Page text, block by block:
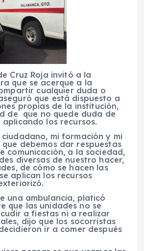
Cruz Roja invitó a la
que se acerque a la
cualquier duda o
que está dispuesto a
propias de la institución,
de que no quede duda de
aplicando los recursos.
ciudadano, mi formación y mi
que debemos dar respuestas
comunicación, a la sociedad,
diversas de nuestro hacer,
de cómo se hacen las
aplican los recursos
una ambulancia, platicó
que las unidades no se
a fiestas ni a realizar
dijo que los socorristas
ir a comer después